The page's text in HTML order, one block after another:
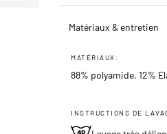
Matériaux & entretien
MATÉRIAUX:
88% polyamide, 12%
INSTRUCTIONS DE